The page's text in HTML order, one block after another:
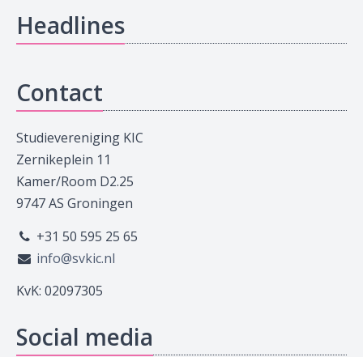
Headlines
Contact
Studievereniging KIC
Zernikeplein 11
Kamer/Room D2.25
9747 AS Groningen
+31 50 595 25 65
info@svkic.nl
KvK: 02097305
Social media